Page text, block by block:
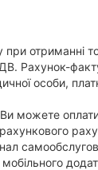
при отриманні
Рахунок-
особи,
можете